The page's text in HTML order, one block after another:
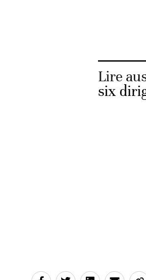
Lire
six